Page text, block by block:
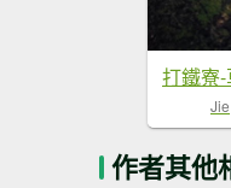
打鐵寮
Jie
作者其他